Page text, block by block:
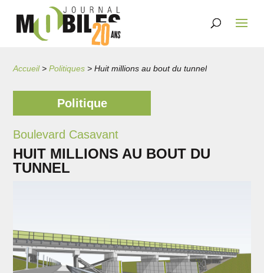
Accueil>Politiques >Huit millions au bout du tunnel
Politique
Boulevard Casavant
HUIT MILLIONS AU BOUT DU
TUNNEL